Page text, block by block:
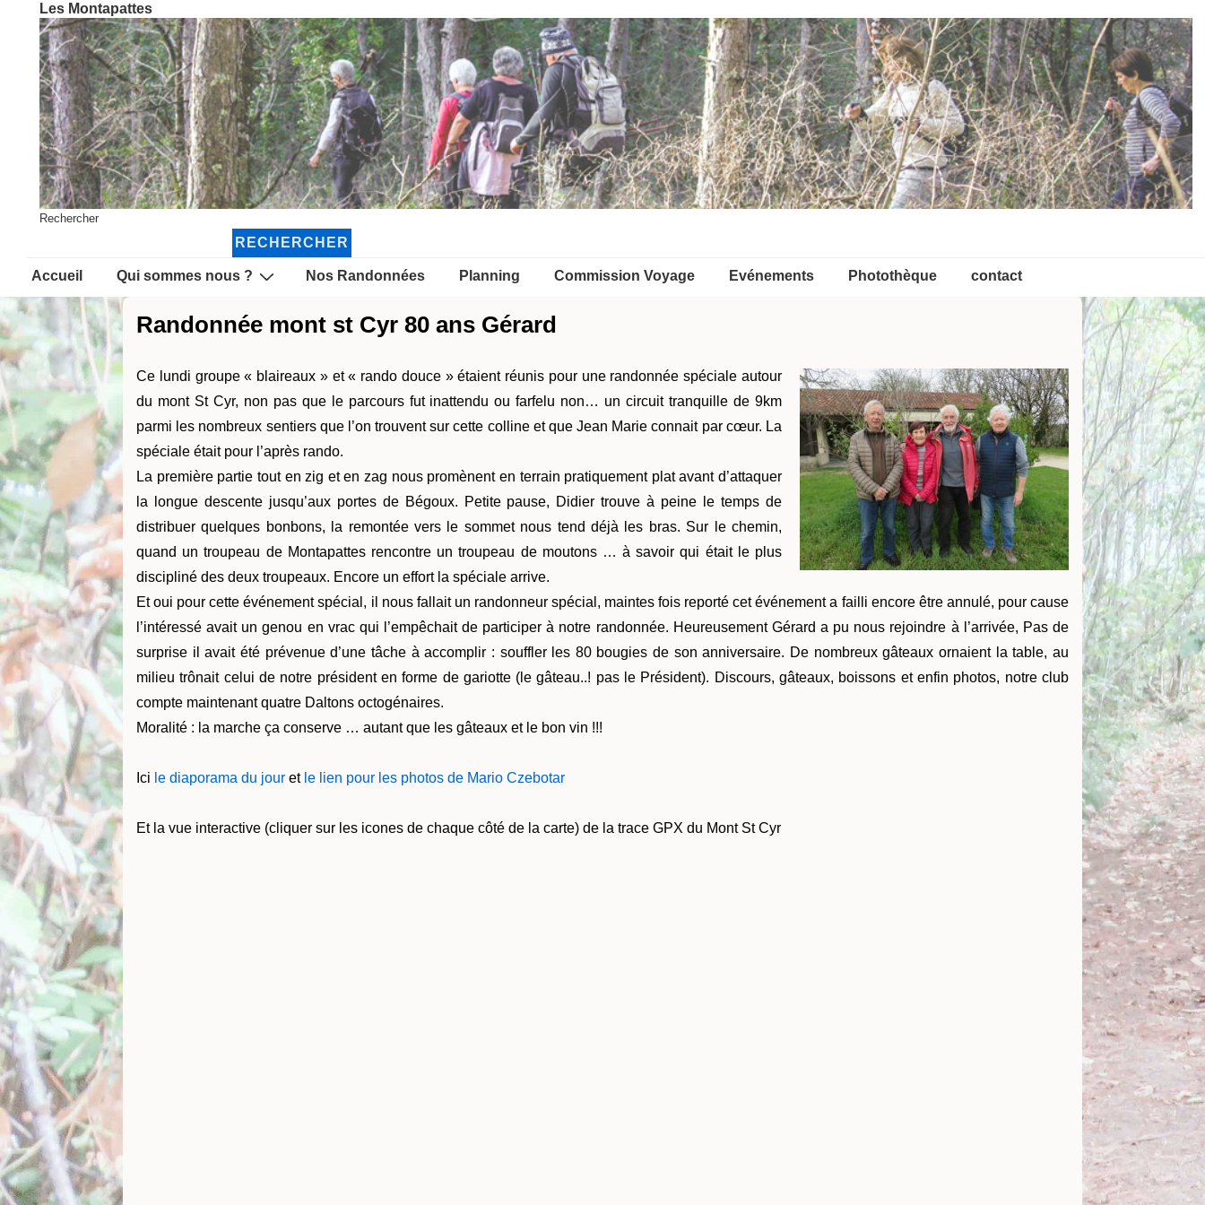
passer
contenu
principal
Les Montapattes
Rechercher
RECHERCHER
Main
Navigation
Accueil Qui sommes nous ? Nos Randonnées Planning Commission Voyage Evénements Photothèque contact
Randonnée mont st Cyr 80 ans Gérard
Ce lundi groupe « blaireaux » et « rando douce » étaient réunis pour une randonnée spéciale autour
du mont St Cyr, non pas que le parcours fut inattendu ou farfelu non… un circuit tranquille de 9km
parmi les nombreux sentiers que l’on trouvent sur cette colline et que Jean Marie connait par cœur. La
spéciale était pour l’après rando.
La première partie tout en zig et en zag nous promènent en terrain pratiquement plat avant d’attaquer
la longue descente jusqu’aux portes de Bégoux. Petite pause, Didier trouve à peine le temps de
distribuer quelques bonbons, la remontée vers le sommet nous tend déjà les bras. Sur le chemin,
quand un troupeau de Montapattes rencontre un troupeau de moutons … à savoir qui était le plus
discipliné des deux troupeaux. Encore un effort la spéciale arrive.
Et oui pour cette événement spécial, il nous fallait un randonneur spécial, maintes fois reporté cet événement a failli encore être annulé, pour cause
l’intéressé avait un genou en vrac qui l’empêchait de participer à notre randonnée. Heureusement Gérard a pu nous rejoindre à l’arrivée, Pas de
surprise il avait été prévenue d’une tâche à accomplir : souffler les 80 bougies de son anniversaire. De nombreux gâteaux ornaient la table, au
milieu trônait celui de notre président en forme de gariotte (le gâteau..! pas le Président). Discours, gâteaux, boissons et enfin photos, notre club
compte maintenant quatre Daltons octogénaires.
Moralité : la marche ça conserve … autant que les gâteaux et le bon vin !!!
Ici le diaporama du jour et le lien pour les photos de Mario Czebotar
Et la vue interactive (cliquer sur les icones de chaque côté de la carte) de la trace GPX du Mont St Cyr